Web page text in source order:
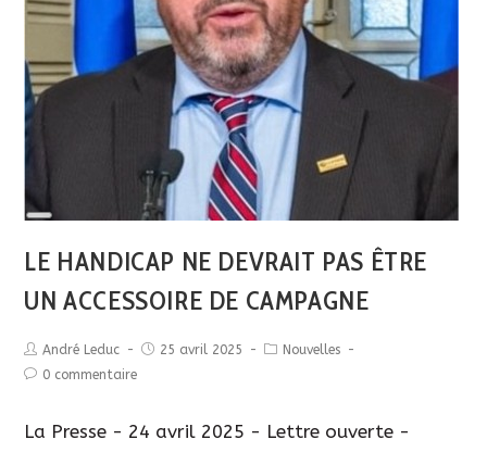
Long
LE HANDICAP NE DEVRAIT PAS ÊTRE
UN ACCESSOIRE DE CAMPAGNE
André Leduc 25 avril 2025
Nouvelles
0 commentaire
La Presse - 24 avril 2025 - Lettre ouverte -